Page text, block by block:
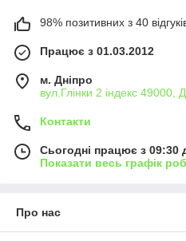
98% позитивних з 40
Працює з 01.03.2012
м. Дніпро
вул.Глінки 2 індекс 49000,
Контакти
Сьогодні працює з 09:30
Показати весь графік
Про нас